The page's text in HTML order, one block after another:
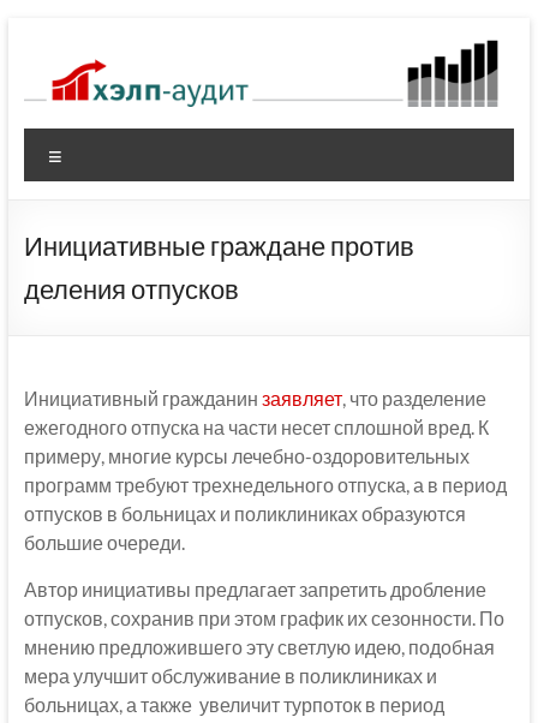
содержимому
Инициативные граждане против
деления отпусков
Инициативный гражданин заявляет, что разделение
ежегодного отпуска на части несет сплошной вред. К
примеру, многие курсы лечебно-оздоровительных
программ требуют трехнедельного отпуска, а в период
отпусков в больницах и поликлиниках образуются
большие очереди.
Автор инициативы предлагает запретить дробление
отпусков, сохранив при этом график их сезонности. По
мнению предложившего эту светлую идею, подобная
мера улучшит обслуживание в поликлиниках и
больницах, а также увеличит турпоток в период